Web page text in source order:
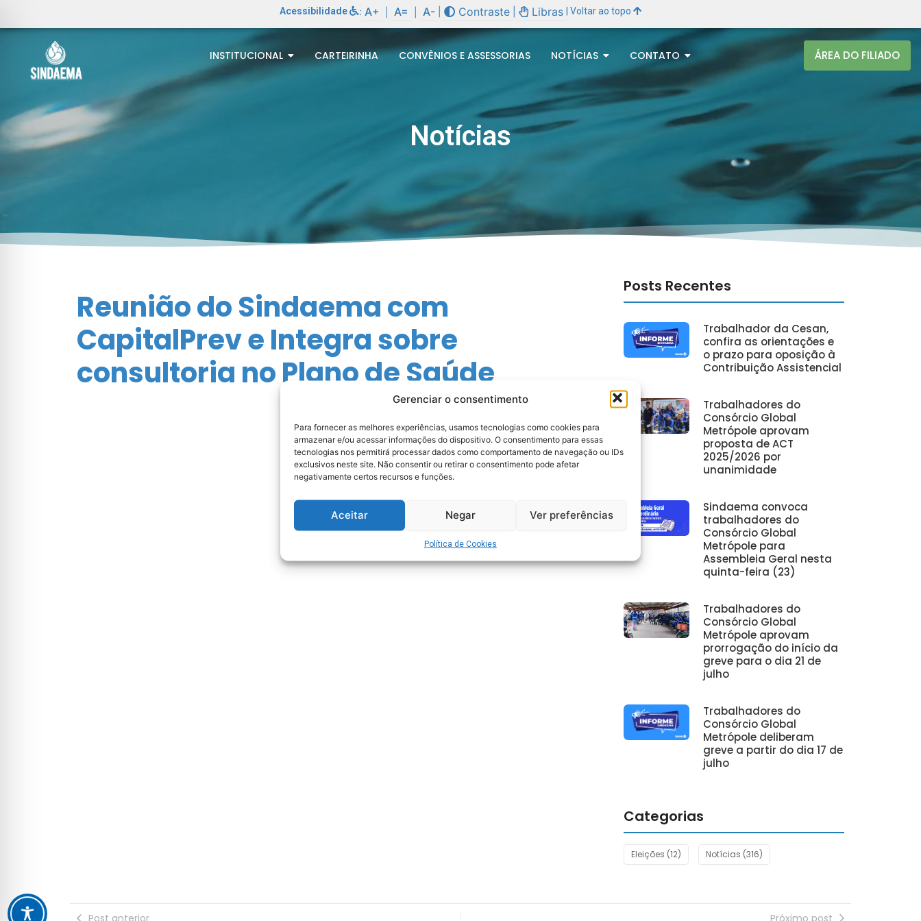
Gerenciar o consentimento
Para fornecer as melhores experiências, usamos tecnologias como cookies para
armazenar e/ou acessar informações do dispositivo. O consentimento para essas
tecnologias nos permitirá processar dados como comportamento de navegação ou IDs
exclusivos neste site. Não consentir ou retirar o consentimento pode afetar
negativamente certos recursos e funções.
Aceitar Negar Ver preferências
Política de Cookies
Acessibilidade : A+ A= A- Contraste Libras | Voltar ao topo
INSTITUCIONAL CARTEIRINHA CONVÊNIOS E ASSESSORIAS NOTÍCIAS CONTATO ÁREA DO FILIADO
Notícias
Reunião do Sindaema com
CapitalPrev e Integra sobre
consultoria no Plano de Saúde
Posts Recentes
Trabalhador da Cesan,
confira as orientações e
o prazo para oposição à
Contribuição Assistencial
Trabalhadores do
Consórcio Global
Metrópole aprovam
proposta de ACT
2025/2026 por
unanimidade
Sindaema convoca
trabalhadores do
Consórcio Global
Metrópole para
Assembleia Geral nesta
quinta-feira (23)
Trabalhadores do
Consórcio Global
Metrópole aprovam
prorrogação do início da
greve para o dia 21 de
julho
Trabalhadores do
Consórcio Global
Metrópole deliberam
greve a partir do dia 17 de
julho
Categorias
Eleições (12) Notícias (316)
Post anterior Próximo post